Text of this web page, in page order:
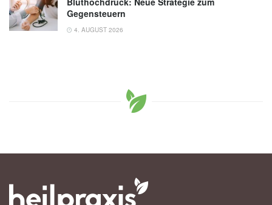
Gegensteuern
4. AUGUST 2026